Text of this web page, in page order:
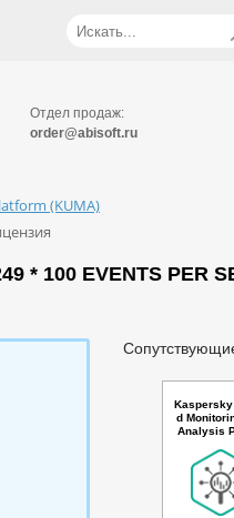
Отдел продаж:
order@abisoft.ru
(KUMA)
* 100 EVENTS PER
d
Analysis
mpatible
flow
sian
24 * 100
per